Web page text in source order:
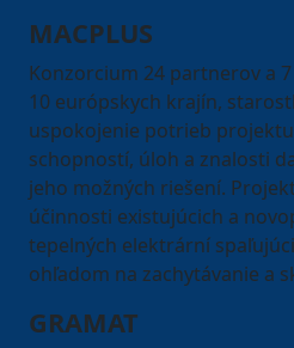
MACPLUS
Konzorcium 24 partnerov a
10 európskych krajín,
uspokojenie potrieb
schopností, úloh a znalosti
jeho možných riešení.
účinnosti existujúcich a
tepelných elektrární
ohľadom na zachytávanie a
GRAMAT